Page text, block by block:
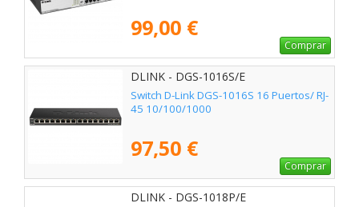
99,00 €
Comprar
DLINK - DGS-1016S/E
Switch D-Link DGS-1016S 16 Puertos/ RJ-
45 10/100/1000
97,50 €
Comprar
DLINK - DGS-1018P/E